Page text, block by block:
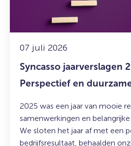
07 juli 2026
Syncasso jaarverslagen
Perspectief en
2025 was een jaar van mooie
samenwerkingen en
We sloten het jaar af met een
bedrijfsresultaat, behaalden
resultaten